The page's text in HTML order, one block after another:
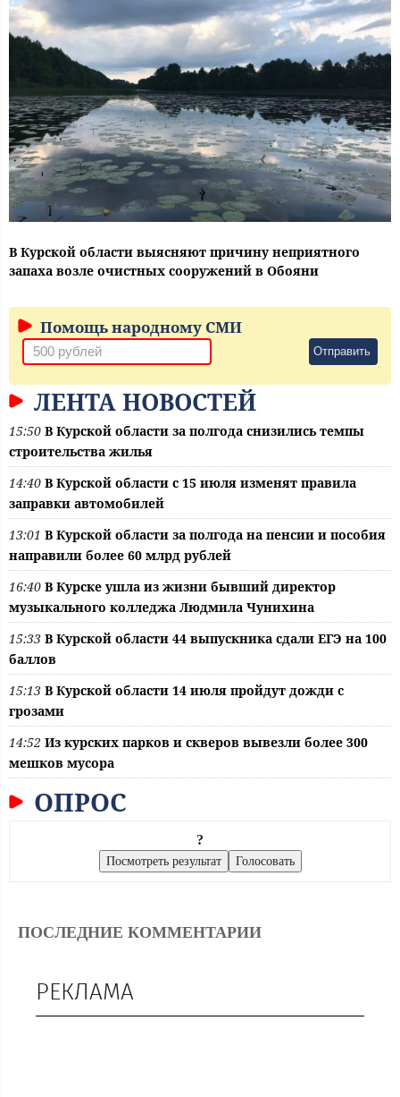
В Курской области выясняют причину неприятного
запаха возле очистных сооружений в Обояни
Помощь народному СМИ
Отправить
ЛЕНТА НОВОСТЕЙ
15:50 В Курской области за полгода снизились темпы
строительства жилья
14:40 В Курской области с 15 июля изменят правила
заправки автомобилей
13:01 В Курской области за полгода на пенсии и пособия
направили более 60 млрд рублей
16:40 В Курске ушла из жизни бывший директор
музыкального колледжа Людмила Чунихина
15:33 В Курской области 44 выпускника сдали ЕГЭ на 100
баллов
15:13 В Курской области 14 июля пройдут дожди с
грозами
14:52 Из курских парков и скверов вывезли более 300
мешков мусора
ОПРОС
?
ПОСЛЕДНИЕ КОММЕНТАРИИ
РЕКЛАМА